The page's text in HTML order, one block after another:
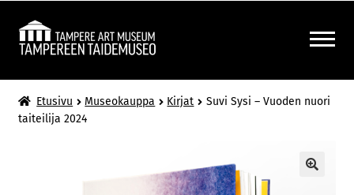
Siirry
Siirry
MUSEOKAUPPA
LAAJENNA
ALEMMAN
Etusivu Museokauppa Kirjat
Suvi Sysi – Vuoden nuori
taiteilija 2024